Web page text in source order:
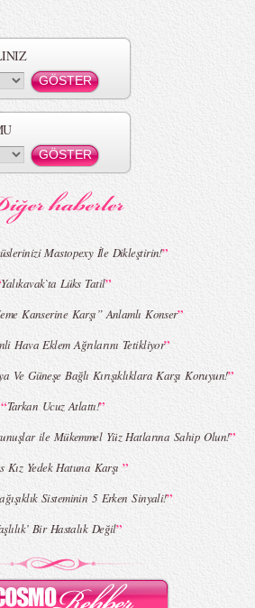
Yaz
MBFWI - Zeynep Erdoğan 2015 Yaz
MBFWI - Burçe Bekrek 2015 Yaz Koleksiyonu
Mastopexy İle Dikleştirin!”
Yalıkavak`ta Lüks Tatil”
Kanserine Karşı” Anlamlı Konser”
Hava Eklem Ağrılarını Tetikliyor”
Ve Güneşe Bağlı Kırışıklıklara Karşı Koruyun!”
“Tarkan Ucuz Atlattı!”
ile Mükemmel Yüz Hatlarına Sahip Olun!”
Kız Yedek Hatuna Karşı”
Sisteminin 5 Erken Sinyali!”
Bir Hastalık Değil”